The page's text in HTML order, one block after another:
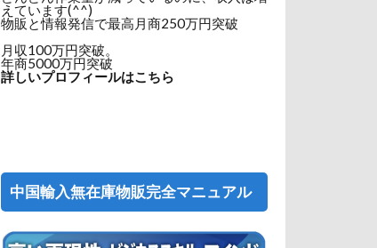
えています(^^)
物販と情報発信で最高月商250万円突破
月収100万円突破。
年商5000万円突破
詳しいプロフィールはこちら
中国輸入無在庫物販完全マニュアル